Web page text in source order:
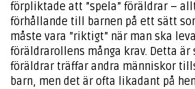
förpliktade att ”spela” föräldrar –
förhållande till barnen på ett sätt
måste vara ”riktigt” när man ska
föräldrarollens många krav. Detta
föräldrar träffar andra människor
barn, men det är ofta likadant på